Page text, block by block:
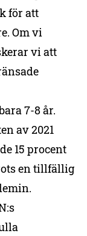
för att
Om vi
vi att
7-8 år.
av 2021
15 procent
en tillfällig